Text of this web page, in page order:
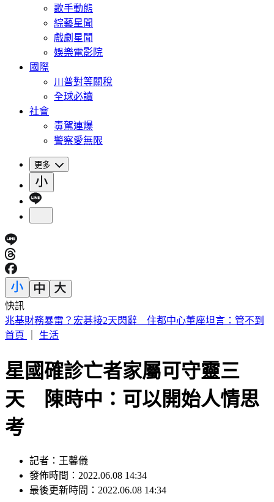
歌手動態
綜藝星聞
戲劇星聞
娛樂電影院
國際
川普對等關稅
全球必讀
社會
毒駕連爆
警察愛無限
更多
快訊
兆基財務暴雷？宏碁接2天閃辭 住都中心董座坦言：管不到
首頁
生活
星國確診亡者家屬可守靈三
天 陳時中：可以開始人情思
考
記者：王馨儀
發佈時間：2022.06.08 14:34
最後更新時間：2022.06.08 14:34